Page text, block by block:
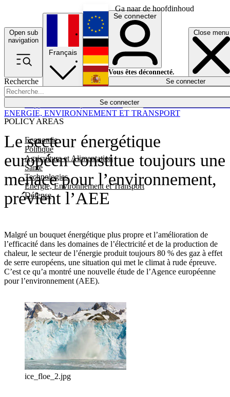
Ga naar de hoofdinhoud
Open sub
navigation
Close menu
Recherche
Se connecter
POLICY AREAS
Economie
Politique
Agriculture et Alimentation
Santé
Technologies
Energie, Environnement et Transport
Défense
Économie
Français
English
Deutsch
Español
Se connecter
Vous êtes déconnecté.
Se connecter
Le secteur énergétique
européen constitue toujours une
menace pour l’environnement,
prévient l’AEE
Malgré un bouquet énergétique plus propre et l’amélioration de
l’efficacité dans les domaines de l’électricité et de la production de
chaleur, le secteur de l’énergie produit toujours 80 % des gaz à effet
de serre européens, une situation qui met le climat à rude épreuve.
C’est ce qu’a montré une nouvelle étude de l’Agence européenne
pour l’environnement (AEE).
ENERGIE, ENVIRONNEMENT ET TRANSPORT
ice_floe_2.jpg